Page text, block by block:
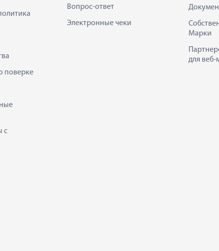
поверке
с
Вопрос-ответ
Электронные чеки
Марки
для веб-